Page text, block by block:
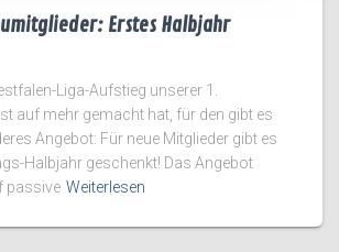
Erstes Halbjahr
Liga-Aufstieg unserer 1.
auf mehr gemacht hat, für den gibt es
Angebot: Für neue Mitglieder gibt es
Halbjahr geschenkt! Das Angebot
passive Weiterlesen